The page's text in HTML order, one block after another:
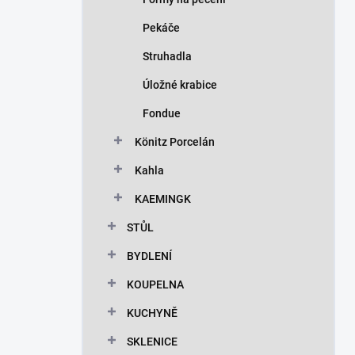
Pekáče
Struhadla
Úložné krabice
Fondue
Könitz Porcelán
Kahla
KAEMINGK
STŮL
BYDLENÍ
KOUPELNA
KUCHYNĚ
SKLENICE